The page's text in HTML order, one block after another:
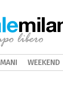
WEEKEND